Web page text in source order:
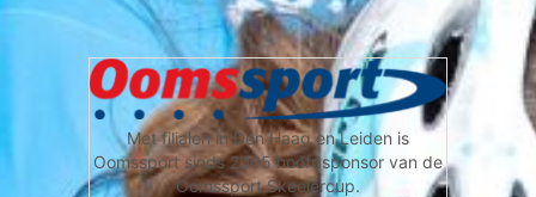
Met filialen in Den Haag en Leiden is
Oomssport sinds 2005 hoofdsponsor van de
Oomssport Skeelercup.